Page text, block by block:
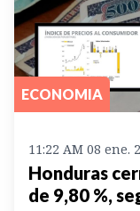
ECONOMIA
11:22 AM 08 ene.
Honduras
de 9,80 %,